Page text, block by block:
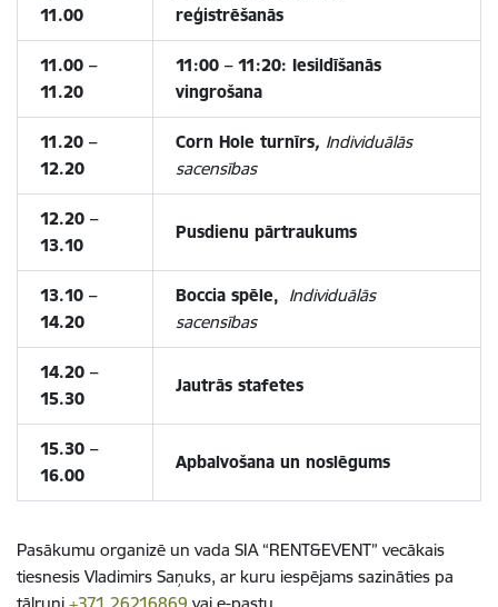
11.00
reģistrēšanās
11.00 –
11.20
11:00 – 11:20: Iesildīšanās
vingrošana
11.20 –
12.20
Corn Hole turnīrs, Individuālās
sacensības
12.20 –
13.10
Pusdienu pārtraukums
13.10 –
14.20
Boccia spēle, Individuālās
sacensības
14.20 –
15.30
Jautrās stafetes
15.30 –
16.00
Apbalvošana un noslēgums
Pasākumu organizē un vada SIA “RENT&EVENT” vecākais
tiesnesis Vladimirs Saņuks, ar kuru iespējams sazināties pa
tālruni +371 26216869 vai e-pastu